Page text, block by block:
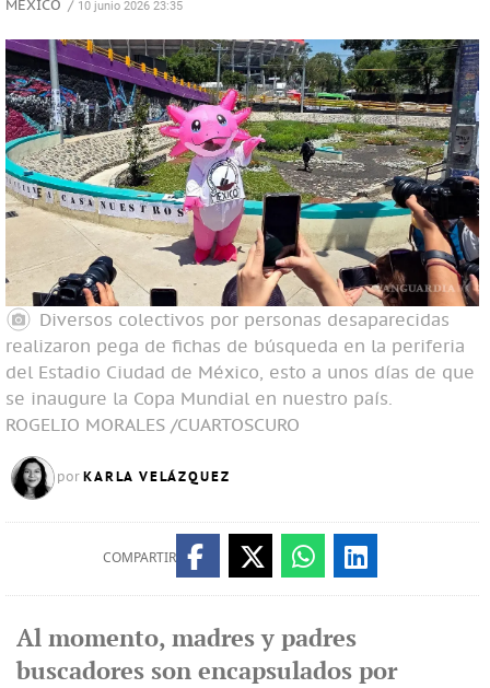
MÉXICO / 10 junio 2026 23:35
Diversos colectivos por personas desaparecidas
realizaron pega de fichas de búsqueda en la periferia
del Estadio Ciudad de México, esto a unos días de que
se inaugure la Copa Mundial en nuestro país.
ROGELIO MORALES /CUARTOSCURO
por KARLA VELÁZQUEZ
COMPARTIR
Al momento, madres y padres
buscadores son encapsulados por